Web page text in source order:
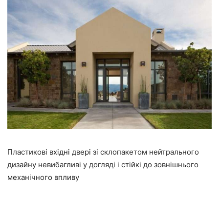
Пластикові вхідні двері зі склопакетом нейтрального
дизайну невибагливі у догляді і стійкі до зовнішнього
механічного впливу